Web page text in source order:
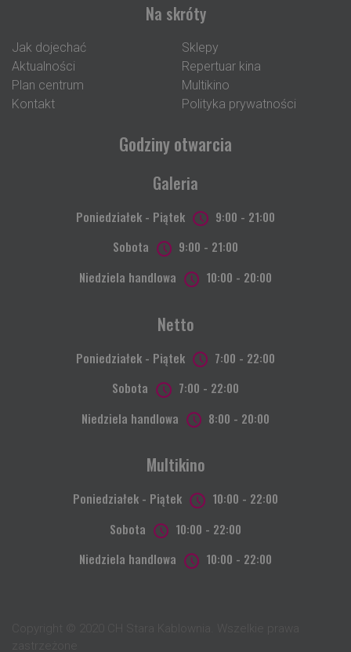
Na skróty
Jak dojechać
Aktualności
Plan centrum
Kontakt
Sklepy
Repertuar kina
Multikino
Polityka prywatności
Godziny otwarcia
Galeria
Poniedziałek - Piątek
9:00 - 21:00
Sobota
9:00 - 21:00
Niedziela handlowa
10:00 - 20:00
Netto
Poniedziałek - Piątek
7:00 - 22:00
Sobota
7:00 - 22:00
Niedziela handlowa
8:00 - 20:00
Multikino
Poniedziałek - Piątek
10:00 - 22:00
Sobota
10:00 - 22:00
Niedziela handlowa
10:00 - 22:00